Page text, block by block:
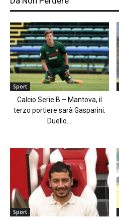
Sport
Calcio Serie B – Mantova, il
terzo portiere sarà Gasparini.
Duello...
Sport